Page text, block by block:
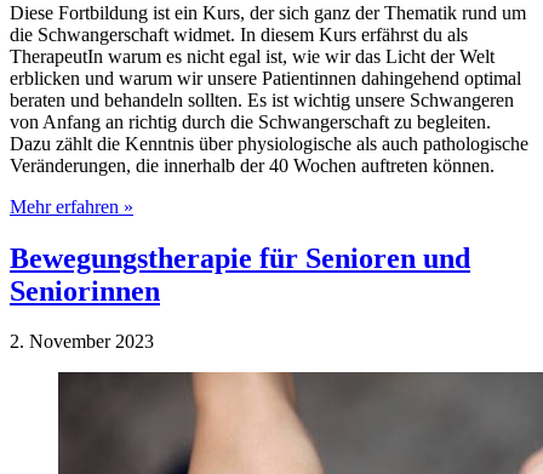
Diese Fortbildung ist ein Kurs, der sich ganz der Thematik rund um
die Schwangerschaft widmet. In diesem Kurs erfährst du als
TherapeutIn warum es nicht egal ist, wie wir das Licht der Welt
erblicken und warum wir unsere Patientinnen dahingehend optimal
beraten und behandeln sollten. Es ist wichtig unsere Schwangeren
von Anfang an richtig durch die Schwangerschaft zu begleiten.
Dazu zählt die Kenntnis über physiologische als auch pathologische
Veränderungen, die innerhalb der 40 Wochen auftreten können.
Mehr erfahren »
Bewegungstherapie für Senioren und
Seniorinnen
2. November 2023